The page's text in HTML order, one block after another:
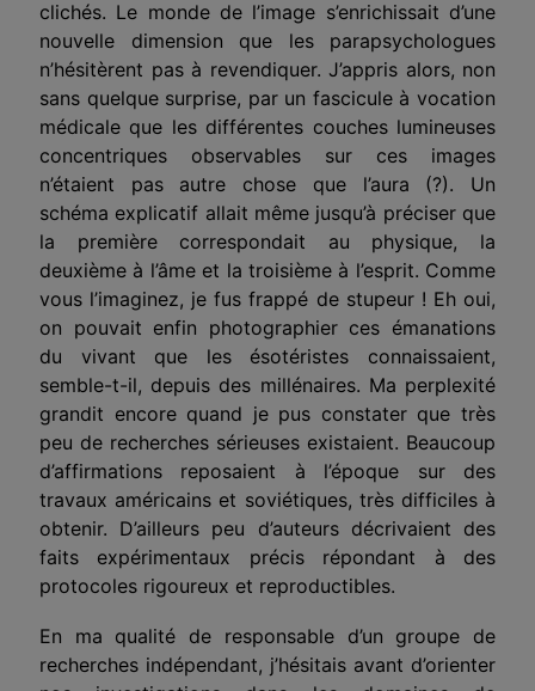
clichés. Le monde de l’image s’enrichissait d’une
nouvelle dimension que les parapsychologues
n’hésitèrent pas à revendiquer. J’appris alors, non
sans quelque surprise, par un fas­cicule à vocation
médicale que les différentes couches lumineuses
concentriques observables sur ces images
n’étaient pas autre chose que l’aura (?). Un
schéma explicatif allait même jusqu’à préciser que
la première correspondait au physique, la
deuxième à l’âme et la troisième à l’esprit. Comme
vous l’imaginez, je fus frappé de stu­peur ! Eh oui,
on pouvait enfin photographier ces émanations
du vivant que les ésotéristes connaissaient,
semble-t-il, depuis des mil­lénaires. Ma perplexité
grandit encore quand je pus constater que très
peu de recherches sérieuses existaient. Beaucoup
d’affirmations reposaient à l’époque sur des
travaux américains et soviétiques, très difficiles à
obtenir. D’ailleurs peu d’auteurs décrivaient des
faits expérimentaux précis répondant à des
protocoles rigoureux et reproductibles.
En ma qualité de responsable d’un groupe de
recherches indépen­dant, j’hésitais avant d’orienter